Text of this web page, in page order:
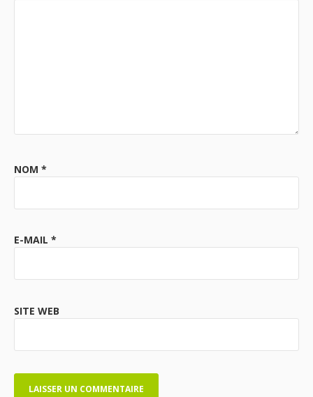
NOM *
E-MAIL *
SITE WEB